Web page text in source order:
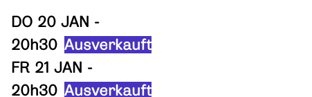
DO 20 JAN -
20h30 Ausverkauft
FR 21 JAN -
20h30 Ausverkauft